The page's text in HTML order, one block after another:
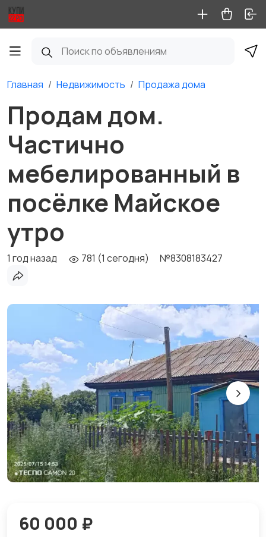
Главная Недвижимость Продажа дома
Продам дом.
Частично
мебелированный в
посёлке Майское
утро
1 год назад 781 (1 сегодня) №8308183427
60 000 ₽